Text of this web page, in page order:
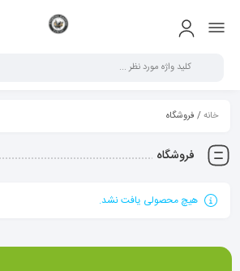
خانه/ فروشگاه
فروشگاه
هیچ محصولی یافت نشد.